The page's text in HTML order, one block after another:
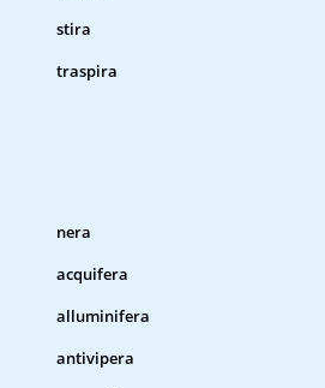
stira
traspira
nera
acquifera
alluminifera
antivipera